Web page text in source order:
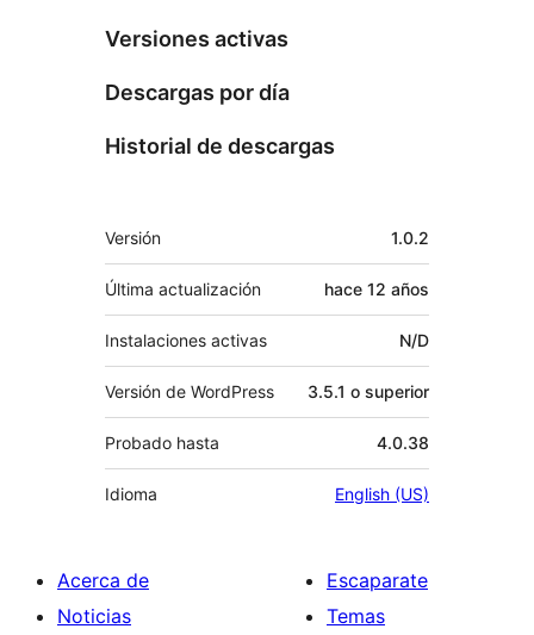
Versiones activas
Descargas por día
Historial de descargas
Meta
Versión 1.0.2
Última actualización hace 12 años
Instalaciones activas N/D
Versión de WordPress 3.5.1 o superior
Probado hasta 4.0.38
Idioma English (US)
Acerca de
Noticias
Escaparate
Temas